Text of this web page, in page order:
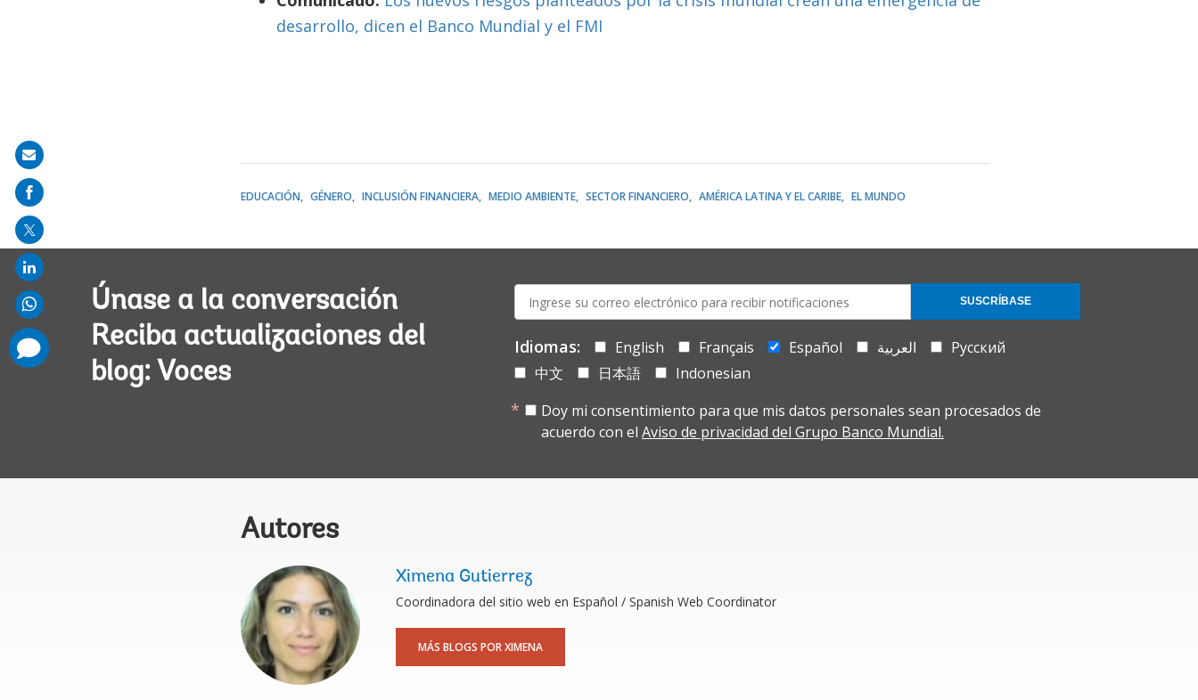
desarrollo, dicen el Banco Mundial y el FMI
EDUCACIÓN GÉNERO INCLUSIÓN FINANCIERA MEDIO AMBIENTE SECTOR FINANCIERO AMÉRICA LATINA Y EL CARIBE EL MUNDO
Únase a la conversación
Reciba actualizaciones del
blog: Voces
mail:
Idiomas: English Français Español العربية
Русский
中文
日本語
Indonesian
Doy mi consentimiento para que mis datos personales sean procesados de
acuerdo con el Aviso de privacidad del Grupo Banco Mundial.
SUSCRÍBASE
Autores
Ximena Gutierrez
Coordinadora del sitio web en Español / Spanish Web Coordinator
MÁS BLOGS POR XIMENA
Share
on
mail
comments
added